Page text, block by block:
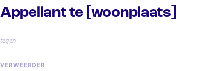
Appellant te [woonplaats]
tegen
VERWEERDER